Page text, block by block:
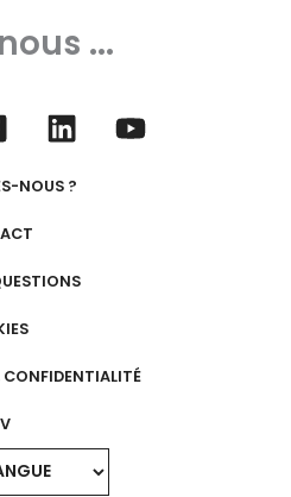
...
NOUS ?
CONFIDENTIALITÉ